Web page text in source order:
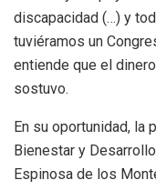
discapacidad (…) y
tuviéramos un
entiende que el
sostuvo.
En su oportunidad, la
Bienestar y
Espinosa de los